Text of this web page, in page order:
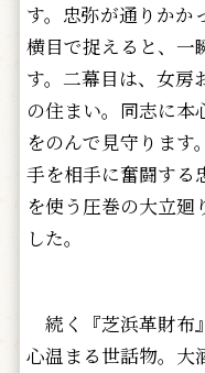
す。忠弥が通りかか
横目で捉えると、一
す。二幕目は、女房
の住まい。同志に本
をのんで見守ります
手を相手に奮闘す
を使う圧巻の大立廻
した。
続く『芝浜革財布
心温まる世話物。大